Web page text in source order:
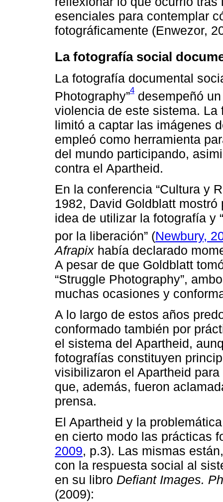
esenciales para contemplar
fotográficamente (Enwezor,
La fotografía social
La fotografía documental
Photography”4 desempeñó
violencia de este sistema.
limitó a captar las imágenes
empleó como herramienta
del mundo participando,
contra el Apartheid.
En la conferencia “Cultura y
1982, David Goldblatt
idea de utilizar la fotografía y
por la liberación” (Newbury,
Afrapix había declarado
A pesar de que Goldblatt
“Struggle Photography”,
muchas ocasiones y
A lo largo de estos años
conformado también por
el sistema del Apartheid,
fotografías constituyen
visibilizaron el Apartheid
que, además, fueron
prensa.
El Apartheid y la
en cierto modo las prácticas
2009, p.3). Las mismas
con la respuesta social al
en su libro Defiant Images.
(2009):